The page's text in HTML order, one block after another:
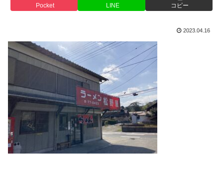
Pocket LINE コピー
2023.04.16